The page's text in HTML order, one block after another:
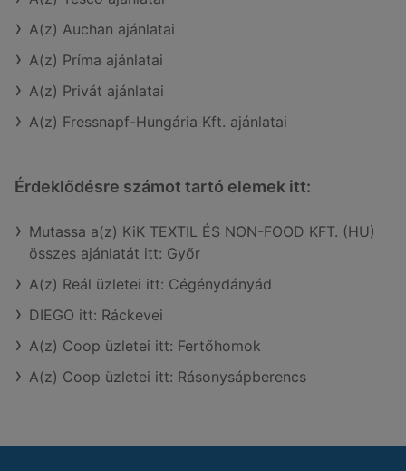
A(z) Auchan ajánlatai
A(z) Príma ajánlatai
A(z) Privát ajánlatai
A(z) Fressnapf-Hungária Kft. ajánlatai
Érdeklődésre számot tartó elemek itt:
Mutassa a(z) KiK TEXTIL ÉS NON-FOOD KFT. (HU)
összes ajánlatát itt: Győr
A(z) Reál üzletei itt: Cégénydányád
DIEGO itt: Ráckevei
A(z) Coop üzletei itt: Fertőhomok
A(z) Coop üzletei itt: Rásonysápberencs